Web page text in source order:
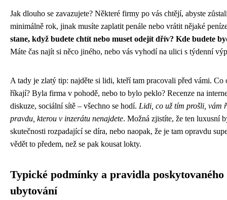
Jak dlouho se zavazujete? Některé firmy po vás chtějí, abyste
minimálně rok, jinak musíte zaplatit penále nebo vrátit nějaké
stane, když budete chtít nebo muset odejít dřív? Kde budete
Máte čas najít si něco jiného, nebo vás vyhodí na ulici s týdenní
A tady je zlatý tip: najděte si lidi, kteří tam pracovali před vámi. Co
říkají? Byla firma v pohodě, nebo to bylo peklo? Recenze na
diskuze, sociální sítě – všechno se hodí. Lidi, co už tím prošli, vám
pravdu, kterou v inzerátu nenajdete. Možná zjistíte, že ten luxusní
skutečnosti rozpadající se díra, nebo naopak, že je tam opravdu
vědět to předem, než se pak kousat lokty.
Typické podmínky a pravidla poskytovaného
ubytování